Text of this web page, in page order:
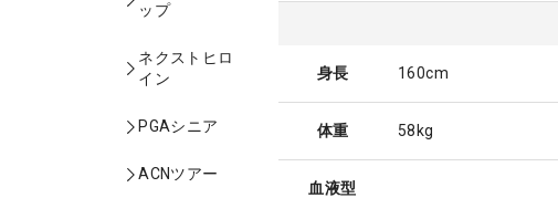
ップ
ネクストヒロ
イン
PGAシニア
ACNツアー
身長 160cm
体重 58kg
血液型